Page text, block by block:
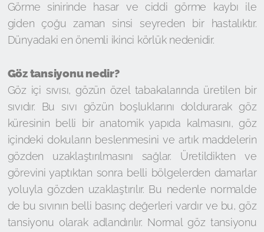
Görme sinirinde hasar ve ciddi görme kaybı ile
giden çoğu zaman sinsi seyreden bir hastalıktır.
Dünyadaki en önemli ikinci körlük nedenidir.
Göz tansiyonu nedir?
Göz içi sıvısı, gözün özel tabakalarında üretilen bir
sıvıdır. Bu sıvı gözün boşluklarını doldurarak göz
küresinin belli bir anatomik yapıda kalmasını, göz
içindeki dokuların beslenmesini ve artık maddelerin
gözden uzaklaştırılmasını sağlar. Üretildikten ve
görevini yaptıktan sonra belli bölgelerden damarlar
yoluyla gözden uzaklaştırılır. Bu nedenle normalde
de bu sıvının belli basınç değerleri vardır ve bu, göz
tansiyonu olarak adlandırılır. Normal göz tansiyonu